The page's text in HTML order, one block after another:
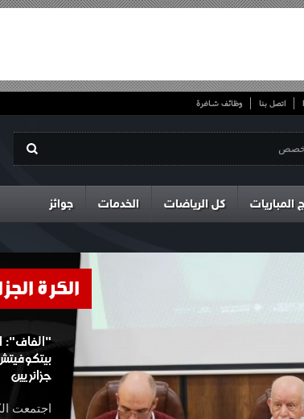
اتصل بنا وظائف شاغرة
المباريات كل الرياضات الخدمات جوائز
الكرة
"الفاف":
جزائريين
اجتمعت